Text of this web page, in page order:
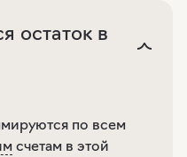
остаток в
по всем
счетам в этой